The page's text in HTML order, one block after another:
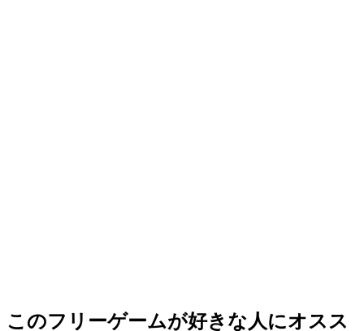
このフリーゲームが好きな人にオスス